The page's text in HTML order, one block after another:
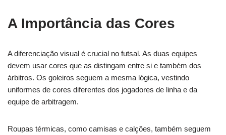
A Importância das Cores
A diferenciação visual é crucial no futsal. As duas equipes
devem usar cores que as distingam entre si e também dos
árbitros. Os goleiros seguem a mesma lógica, vestindo
uniformes de cores diferentes dos jogadores de linha e da
equipe de arbitragem.
Roupas térmicas, como camisas e calções, também seguem